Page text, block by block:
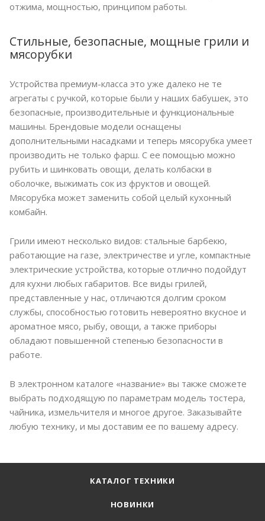
отжима, мощностью, принципом работы.
Стильные, безопасные, мощные грили и
мясорубки
Устройства премиум-класса это уже далеко не те
агрегаты с ручкой, которые были у наших бабушек, это
безопасные, производительные и функциональные
машины. Брендовые модели оснащены
дополнительными насадками и теперь мясорубка умеет
производить не только фарш. С ее помощью можно
рубить и шинковать овощи, делать колбаски в
оболочке, выжимать сок из фруктов и овощей.
Мясорубка может заменить собой целый кухонный
комбайн.
Грили имеют несколько видов: стальные барбекю,
работающие на газе, электричестве и угле, компактные
электрические устройства, которые отлично подойдут
для кухни любых габаритов. Все виды грилей,
представленные у нас, отличаются долгим сроком
службы, способностью готовить невероятно вкусное и
ароматное мясо, рыбу, овощи, а также приборы
обладают повышенной степенью безопасности в
работе.
В электронном каталоге «название» вы также сможете
выбрать подходящую по параметрам модель тостера,
чайника, измельчителя и многое другое. Заказывайте
любую технику, и мы доставим ее по вашему адресу.
КАТАЛОГ ТЕХНИКИ
НОВИНКИ